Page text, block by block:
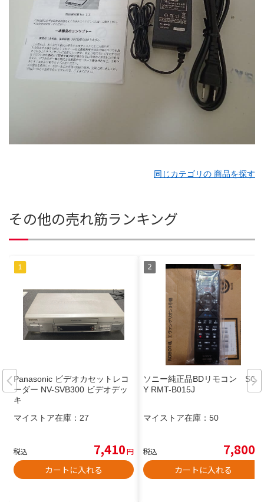
同じカテゴリの 商品を探す
その他の売れ筋ランキング
Panasonic ビデオカセットレコ
ーダー NV-SVB300 ビデオデッ
キ
マイストア在庫： 27
税込 7,410円
カートに入れる
ソニー純正品BDリモコン SON
Y RMT-B015J
マイストア在庫： 50
税込 7,800
カートに入れる